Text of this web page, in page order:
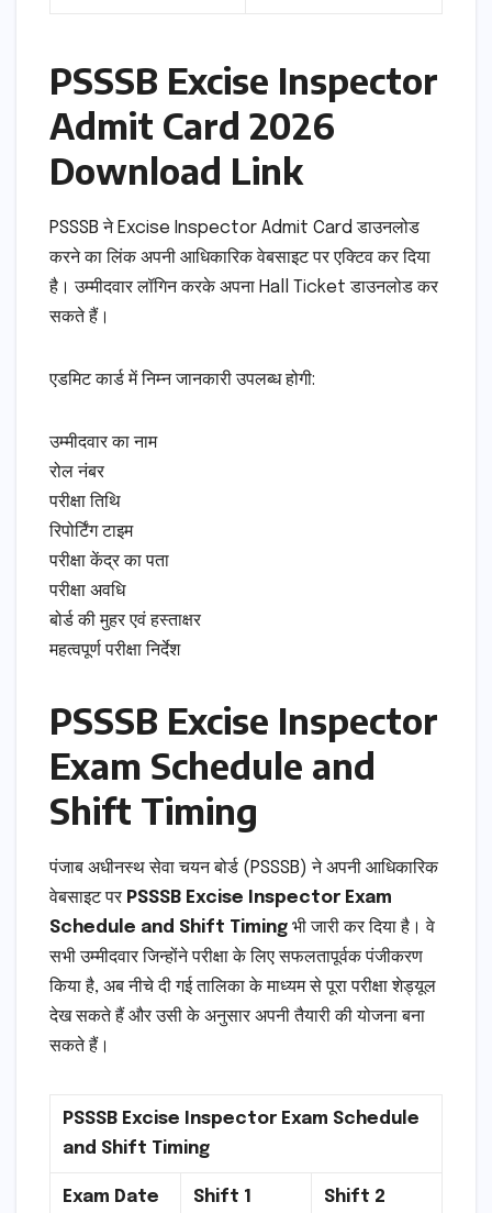
PSSSB Excise Inspector
Admit Card 2026
Download Link
PSSSB ने Excise Inspector Admit Card डाउनलोड
करने का लिंक अपनी आधिकारिक वेबसाइट पर एक्टिव कर दिया
है। उम्मीदवार लॉगिन करके अपना Hall Ticket डाउनलोड कर
सकते हैं।
एडमिट कार्ड में निम्न जानकारी उपलब्ध होगी:
उम्मीदवार का नाम
रोल नंबर
परीक्षा तिथि
रिपोर्टिंग टाइम
परीक्षा केंद्र का पता
परीक्षा अवधि
बोर्ड की मुहर एवं हस्ताक्षर
महत्वपूर्ण परीक्षा निर्देश
PSSSB Excise Inspector
Exam Schedule and
Shift Timing
पंजाब अधीनस्थ सेवा चयन बोर्ड (PSSSB) ने अपनी आधिकारिक
वेबसाइट पर PSSSB Excise Inspector Exam
Schedule and Shift Timing भी जारी कर दिया है। वे
सभी उम्मीदवार जिन्होंने परीक्षा के लिए सफलतापूर्वक पंजीकरण
किया है, अब नीचे दी गई तालिका के माध्यम से पूरा परीक्षा शेड्यूल
देख सकते हैं और उसी के अनुसार अपनी तैयारी की योजना बना
सकते हैं।
PSSSB Excise Inspector Exam Schedule
and Shift Timing
Exam Date Shift 1 Shift 2